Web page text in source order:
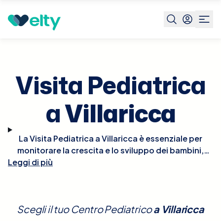
Prenota visita
Visita Pediatrica
aVillaricca
La Visita Pediatrica a Villaricca è essenziale per
monitorare la crescita e lo sviluppo dei bambini,
nonché per la prevenzione e il trattamento di
neurologico e comportamentale, e del benessere
Leggi di più
Scegli il tuo Centro Pediatricoa Villaricca